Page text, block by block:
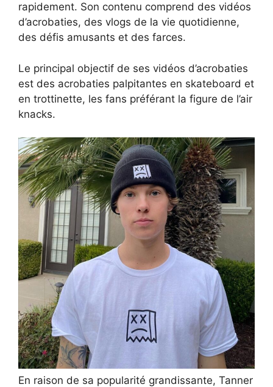
rapidement. Son contenu comprend des vidéos
d’acrobaties, des vlogs de la vie quotidienne,
des défis amusants et des farces.
Le principal objectif de ses vidéos d’acrobaties
est des acrobaties palpitantes en skateboard et
en trottinette, les fans préférant la figure de l’air
knacks.
En raison de sa popularité grandissante, Tanner